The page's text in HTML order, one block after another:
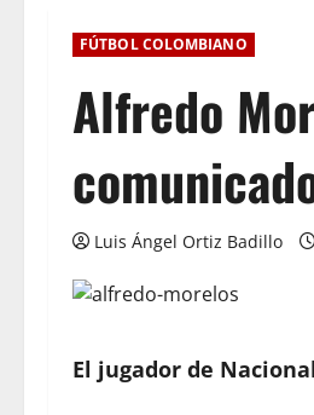
FÚTBOL COLOMBIANO
Alfredo
Luis Ángel Ortiz Badillo
El jugador de